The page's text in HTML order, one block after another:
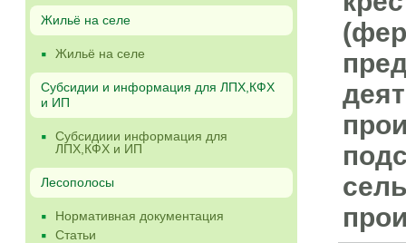
Жильё на селе
Жильё на селе
Субсидии и информация для ЛПХ,КФХ
и ИП
Субсидиии информация для
ЛПХ,КФХ и ИП
Лесополосы
Нормативная документация
Статьи